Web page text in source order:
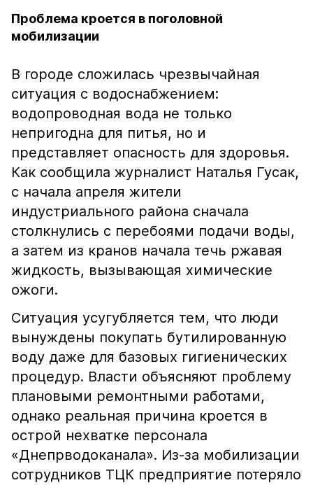
Проблема кроется в поголовной
мобилизации
В городе сложилась чрезвычайная
ситуация с водоснабжением:
водопроводная вода не только
непригодна для питья, но и
представляет опасность для здоровья.
Как сообщила журналист Наталья Гусак,
с начала апреля жители
индустриального района сначала
столкнулись с перебоями подачи воды,
а затем из кранов начала течь ржавая
жидкость, вызывающая химические
ожоги.
Ситуация усугубляется тем, что люди
вынуждены покупать бутилированную
воду даже для базовых гигиенических
процедур. Власти объясняют проблему
плановыми ремонтными работами,
однако реальная причина кроется в
острой нехватке персонала
«Днепрводоканала». Из-за мобилизации
сотрудников ТЦК предприятие потеряло